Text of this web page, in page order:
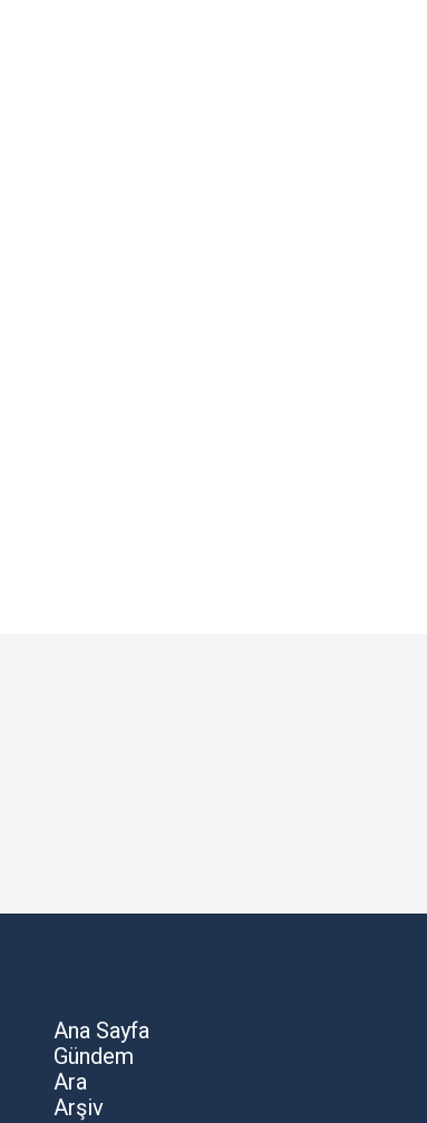
Ana Sayfa
Gündem
Ara
Arşiv